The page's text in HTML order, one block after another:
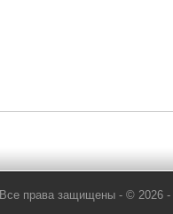
Все права защищены - © 2026 -